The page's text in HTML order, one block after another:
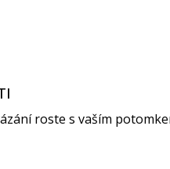
roste s vaším